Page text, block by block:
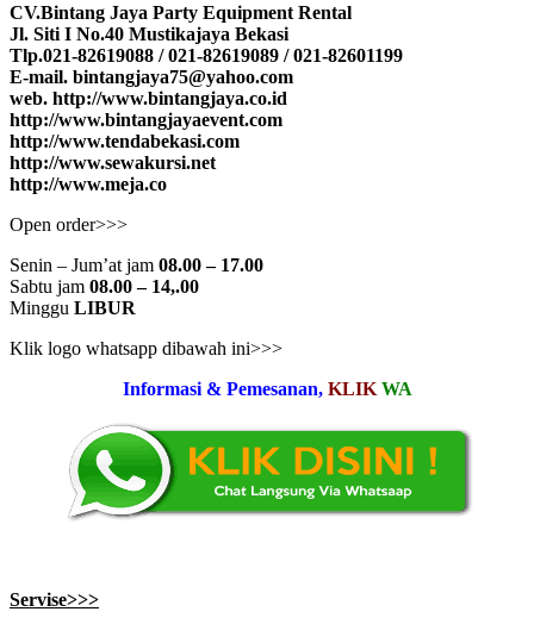
CV.Bintang Jaya Party Equipment Rental
Jl. Siti I No.40 Mustikajaya Bekasi
Tlp.021-82619088 / 021-82619089 / 021-82601199
E-mail. bintangjaya75@yahoo.com
web. http://www.bintangjaya.co.id
http://www.bintangjayaevent.com
http://www.tendabekasi.com
http://www.sewakursi.net
http://www.meja.co
Open order>>>
Senin – Jum’at jam 08.00 – 17.00
Sabtu jam 08.00 – 14,.00
Minggu LIBUR
Klik logo whatsapp dibawah ini>>>
Informasi & Pemesanan, KLIK WA
Servise>>>